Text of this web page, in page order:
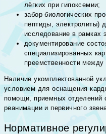
лёгких при гипоксемии;
забор биологических
пептиды, электролиты)
исследование в рамках
документирование
специализированных
преемственности
Наличие укомплектованной
условием для оснащения
помощи, приемных отделений
реанимации и первичного
Нормативное